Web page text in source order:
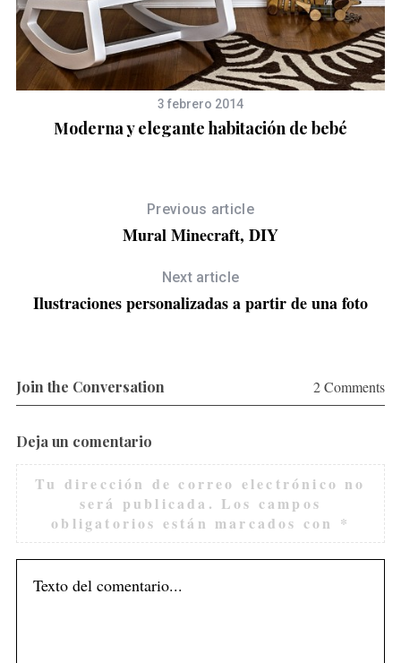
3 febrero 2014
Moderna y elegante habitación de bebé
Previous article
Mural Minecraft, DIY
Next article
Ilustraciones personalizadas a partir de una foto
Join the Conversation 2 Comments
Deja un comentario
Tu dirección de correo electrónico no
será publicada. Los campos
obligatorios están marcados con *